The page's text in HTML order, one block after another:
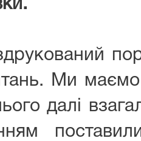
Ми маємо
далі